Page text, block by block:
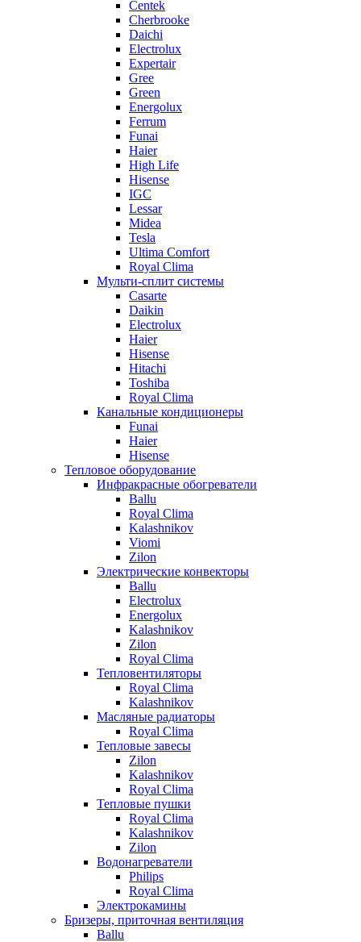
Centek
Cherbrooke
Daichi
Electrolux
Expertair
Gree
Green
Energolux
Ferrum
Funai
Haier
High Life
Hisense
IGC
Lessar
Midea
Tesla
Ultima Comfort
Royal Clima
Мульти-сплит системы
Casarte
Daikin
Electrolux
Haier
Hisense
Hitachi
Toshiba
Royal Clima
Канальные кондиционеры
Funai
Haier
Hisense
Тепловое оборудование
Инфракрасные обогреватели
Ballu
Royal Clima
Kalashnikov
Viomi
Zilon
Электрические конвекторы
Ballu
Electrolux
Energolux
Kalashnikov
Zilon
Royal Clima
Тепловентиляторы
Royal Clima
Kalashnikov
Масляные радиаторы
Royal Clima
Тепловые завесы
Zilon
Kalashnikov
Royal Clima
Тепловые пушки
Royal Clima
Kalashnikov
Zilon
Водонагреватели
Philips
Royal Clima
Электрокамины
Бризеры, приточная вентиляция
Ballu